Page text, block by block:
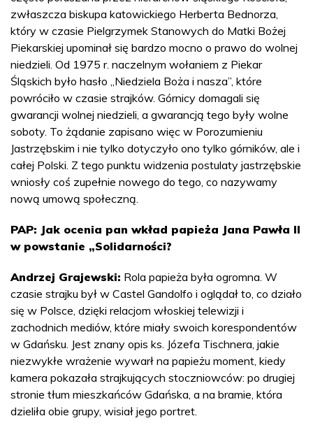
zwłaszcza biskupa katowickiego Herberta Bednorza,
który w czasie Pielgrzymek Stanowych do Matki Bożej
Piekarskiej upominał się bardzo mocno o prawo do wolnej
niedzieli. Od 1975 r. naczelnym wołaniem z Piekar
Śląskich było hasło „Niedziela Boża i nasza”, które
powróciło w czasie strajków. Górnicy domagali się
gwarancji wolnej niedzieli, a gwarancją tego były wolne
soboty. To żądanie zapisano więc w Porozumieniu
Jastrzębskim i nie tylko dotyczyło ono tylko górników, ale i
całej Polski. Z tego punktu widzenia postulaty jastrzębskie
wniosły coś zupełnie nowego do tego, co nazywamy
nową umową społeczną.
PAP: Jak ocenia pan wkład papieża Jana Pawła II
w powstanie „Solidarności?
Andrzej Grajewski: Rola papieża była ogromna. W
czasie strajku był w Castel Gandolfo i oglądał to, co działo
się w Polsce, dzięki relacjom włoskiej telewizji i
zachodnich mediów, które miały swoich korespondentów
w Gdańsku. Jest znany opis ks. Józefa Tischnera, jakie
niezwykłe wrażenie wywarł na papieżu moment, kiedy
kamera pokazała strajkujących stoczniowców: po drugiej
stronie tłum mieszkańców Gdańska, a na bramie, która
dzieliła obie grupy, wisiał jego portret.